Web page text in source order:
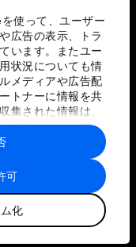
使って、ユーザー
広告の表示、トラ
います。またユー
状況についても情
メディアや広告配
トナーに情報を共
集された情報は、
に提供した他の情
ビスを使用した際
合わされ、各パー
ることがありま
可
化